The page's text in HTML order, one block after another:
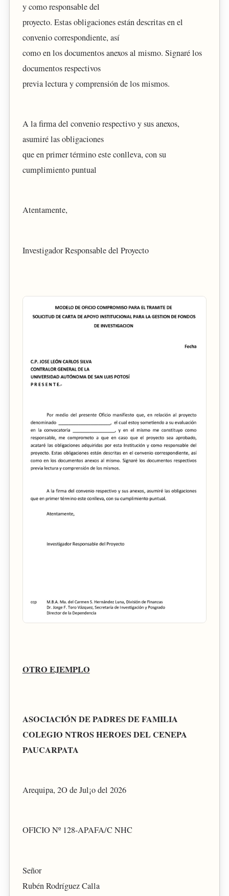
y como responsable del
proyecto. Estas obligaciones están descritas en el
convenio correspondiente, así
como en los documentos anexos al mismo. Signaré los
documentos respectivos
previa lectura y comprensión de los mismos.
A la firma del convenio respectivo y sus anexos,
asumiré las obligaciones
que en primer término este conlleva, con su
cumplimiento puntual
Atentamente,
Investigador Responsable del Proyecto
OTRO EJEMPLO
ASOCIACIÓN DE PADRES DE FAMILIA
COLEGIO NTROS HEROES DEL CENEPA
PAUCARPATA
Arequipa, 2O de Jul¡o del 2026
OFICIO Nº 128-APAFA/C NHC
Señor
Rubén Rodríguez Calla